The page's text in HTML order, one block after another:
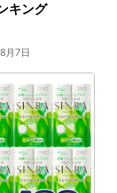
キング
月7日